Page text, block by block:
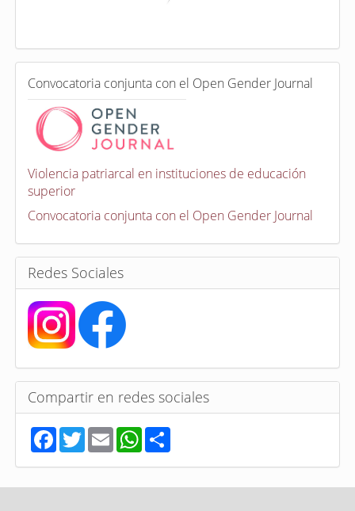
a
e
n
C
o
o
a
t
o
r
a
s
Convocatoria conjunta con el Open Gender Journal
Violencia patriarcal en instituciones de educación
superior
Convocatoria conjunta con el Open Gender Journal
Redes Sociales
Compartir en redes sociales
F
a
c
e
b
T
w
t
t
E
m
a
i
l
W
h
a
t
s
S
h
r
e